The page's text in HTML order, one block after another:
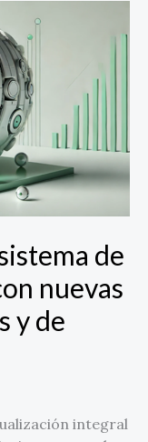
de
nuevas
y de
integral